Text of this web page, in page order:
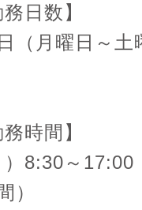
務日数】
（月曜日～
務時間】
）8:30～
）